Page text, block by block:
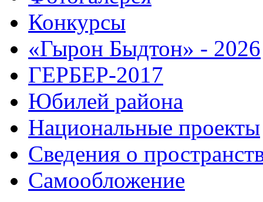
Конкурсы
«Гырон Быдтон» - 2026
ГЕРБЕР-2017
Юбилей района
Национальные проекты
Сведения о
Самообложение